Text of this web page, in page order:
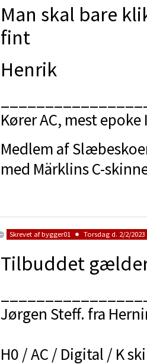
Man skal bare
fint
Henrik
Kører AC, mest
Medlem af
med Märklins C-
Skrevet afbygger01 Torsdag d. 2/2/2023
Tilbuddet
Jørgen Steff. fra
H0 / AC / Digital / K